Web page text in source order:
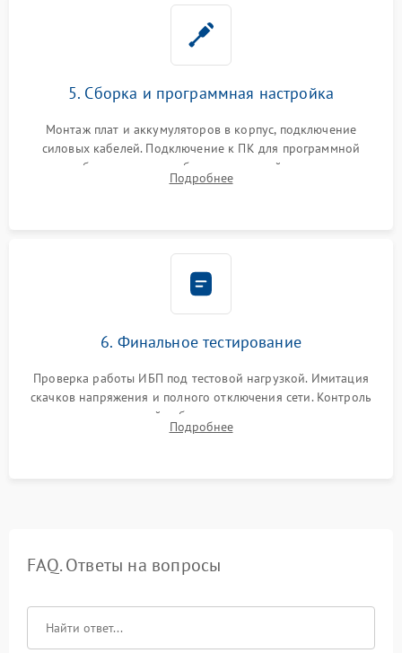
5. Сборка и программная настройка
Монтаж плат и аккумуляторов в корпус, подключение
силовых кабелей. Подключение к ПК для программной
калибровки констант батареи, настройки порогов
срабатывания AVR и сброса счетчиков старения АКБ.
Подробнее
6. Финальное тестирование
Проверка работы ИБП под тестовой нагрузкой. Имитация
скачков напряжения и полного отключения сети. Контроль
времени автономной работы, температурного режима и
корректности формы выходного сигнала.
Подробнее
FAQ. Ответы на вопросы